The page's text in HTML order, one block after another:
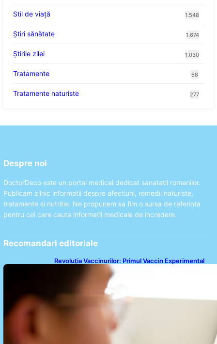
Stil de viaţă 1.548
Ştiri sănătate 1.674
Știrile zilei 1.030
Tratamente 68
Tratamente naturiste 277
Despre noi
DoctorDeco este un portal medical dedicat sanatatii romanilor.
Publicam zilnic informatii despre afectiuni, remedii naturiste,
tratamente si nutritie. Ne propunem sa fim o sursa de referinta
pentru cei care cauta informatii medicale de incredere.
Recomandari editoriale
Revoluția Vaccinurilor: Primul Vaccin Experimental
Împotriva Cancerului de Colon în Studiu Uman